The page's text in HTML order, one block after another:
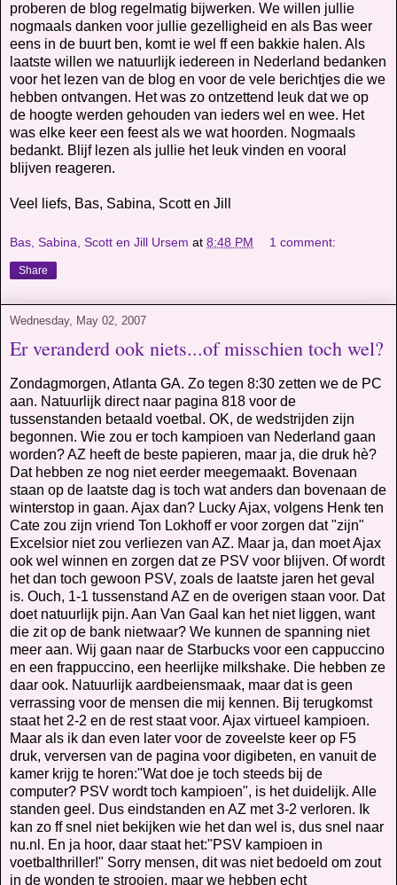
proberen de blog regelmatig bijwerken. We willen jullie
nogmaals danken voor jullie gezelligheid en als Bas weer
eens in de buurt ben, komt ie wel ff een bakkie halen. Als
laatste willen we natuurlijk iedereen in Nederland bedanken
voor het lezen van de blog en voor de vele berichtjes die we
hebben ontvangen. Het was zo ontzettend leuk dat we op
de hoogte werden gehouden van ieders wel en wee. Het
was elke keer een feest als we wat hoorden. Nogmaals
bedankt. Blijf lezen als jullie het leuk vinden en vooral
blijven reageren.
Veel liefs, Bas, Sabina, Scott en Jill
Bas, Sabina, Scott en Jill Ursem at 8:48 PM 1 comment:
Share
Wednesday, May 02, 2007
Er veranderd ook niets...of misschien toch wel?
Zondagmorgen, Atlanta GA. Zo tegen 8:30 zetten we de PC
aan. Natuurlijk direct naar pagina 818 voor de
tussenstanden betaald voetbal. OK, de wedstrijden zijn
begonnen. Wie zou er toch kampioen van Nederland gaan
worden? AZ heeft de beste papieren, maar ja, die druk hè?
Dat hebben ze nog niet eerder meegemaakt. Bovenaan
staan op de laatste dag is toch wat anders dan bovenaan de
winterstop in gaan. Ajax dan? Lucky Ajax, volgens Henk ten
Cate zou zijn vriend Ton Lokhoff er voor zorgen dat "zijn"
Excelsior niet zou verliezen van AZ. Maar ja, dan moet Ajax
ook wel winnen en zorgen dat ze PSV voor blijven. Of wordt
het dan toch gewoon PSV, zoals de laatste jaren het geval
is. Ouch, 1-1 tussenstand AZ en de overigen staan voor. Dat
doet natuurlijk pijn. Aan Van Gaal kan het niet liggen, want
die zit op de bank nietwaar? We kunnen de spanning niet
meer aan. Wij gaan naar de Starbucks voor een cappuccino
en een frappuccino, een heerlijke milkshake. Die hebben ze
daar ook. Natuurlijk aardbeiensmaak, maar dat is geen
verrassing voor de mensen die mij kennen. Bij terugkomst
staat het 2-2 en de rest staat voor. Ajax virtueel kampioen.
Maar als ik dan even later voor de zoveelste keer op F5
druk, verversen van de pagina voor digibeten, en vanuit de
kamer krijg te horen:"Wat doe je toch steeds bij de
computer? PSV wordt toch kampioen", is het duidelijk. Alle
standen geel. Dus eindstanden en AZ met 3-2 verloren. Ik
kan zo ff snel niet bekijken wie het dan wel is, dus snel naar
nu.nl. En ja hoor, daar staat het:"PSV kampioen in
voetbalthriller!" Sorry mensen, dit was niet bedoeld om zout
in de wonden te strooien, maar we hebben echt